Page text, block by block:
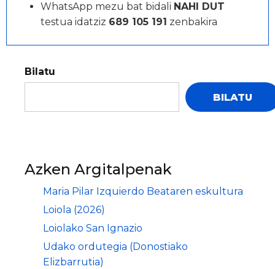
WhatsApp mezu bat bidali NAHI DUT
testua idatziz 689 105 191 zenbakira
Bilatu
BILATU
Azken Argitalpenak
Maria Pilar Izquierdo Beataren eskultura
Loiola (2026)
Loiolako San Ignazio
Udako ordutegia (Donostiako
Elizbarrutia)